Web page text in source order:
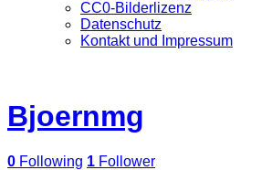
CC0-Bilderlizenz
Datenschutz
Kontakt und Impressum
Bjoernmg
0 Following 1 Follower